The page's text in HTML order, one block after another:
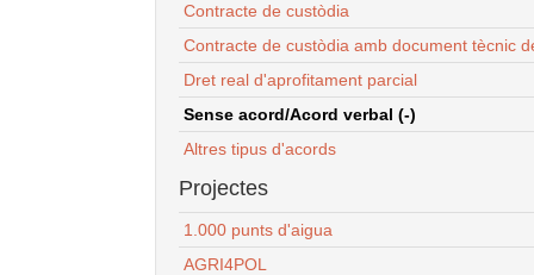
Contracte de custòdia
Contracte de custòdia amb document tècnic
Dret real d'aprofitament parcial
Sense acord/Acord verbal (-)
Altres tipus d'acords
Projectes
1.000 punts d'aigua
AGRI4POL